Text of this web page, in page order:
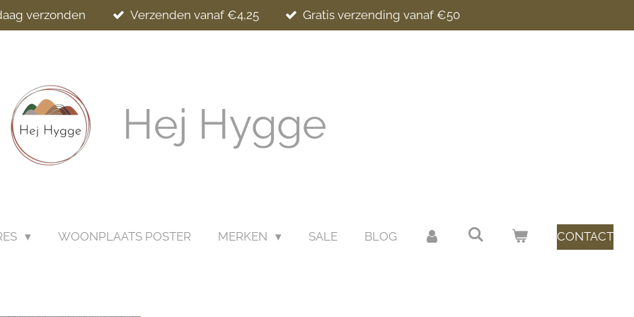
verzonden Verzenden vanaf €4,25 Gratis verzending vanaf €50
Hej Hygge
WOONPLAATS POSTER MERKEN SALE BLOG CONTACT